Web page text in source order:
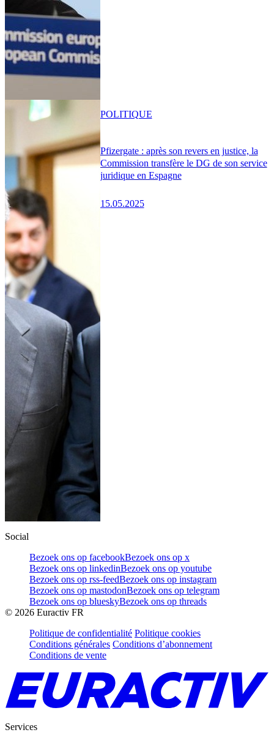
Pfizergate : après son revers en justice, la
Commission transfère le DG de son service
juridique en Espagne
15.05.2025
POLITIQUE
Social
Bezoek ons op facebookBezoek ons op x
Bezoek ons op linkedinBezoek ons op youtube
Bezoek ons op rss-feedBezoek ons op instagram
Bezoek ons op mastodonBezoek ons op telegram
Bezoek ons op blueskyBezoek ons op threads
© 2026 Euractiv FR
Politique de confidentialité Politique cookies
Conditions générales Conditions d’abonnement
Conditions de vente
Services